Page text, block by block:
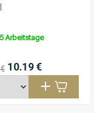
Arbeitstage
10.19 €